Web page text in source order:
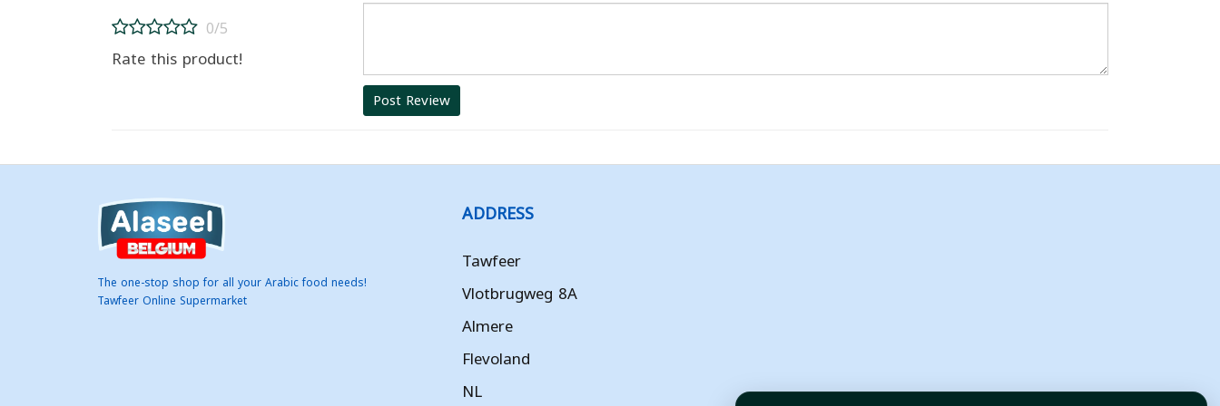
0/5
Rate this product!
Post Review
The one-stop shop for all your Arabic food needs!
Tawfeer Online Supermarket
ADDRESS
Tawfeer
Vlotbrugweg 8A
Almere
Flevoland
NL